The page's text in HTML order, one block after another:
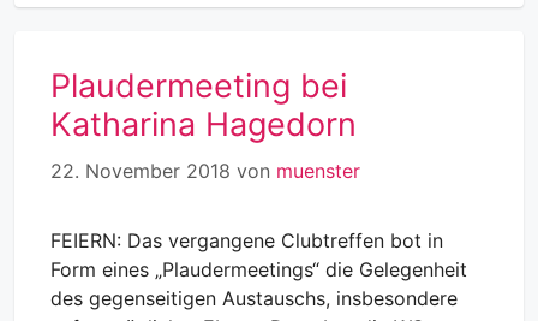
Plaudermeeting bei
Katharina Hagedorn
22. November 2018 von muenster
FEIERN: Das vergangene Clubtreffen bot in
Form eines „Plaudermeetings“ die Gelegenheit
des gegenseitigen Austauschs, insbesondere